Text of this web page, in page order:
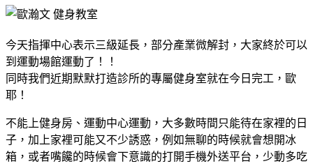
今天指揮中心表示三級延長，部分產業微解封，大家終於可以
到運動場館運動了！！
同時我們近期默默打造診所的專屬健身室就在今日完工，歐
耶！
不能上健身房、運動中心運動，大多數時間只能待在家裡的日
子，加上家裡可能又不少誘惑，例如無聊的時候就會想開冰
箱，或者嘴饞的時候會下意識的打開手機外送平台，少動多吃